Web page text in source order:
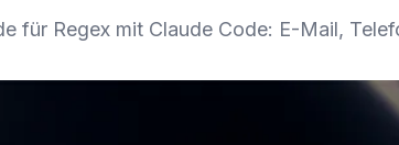
für Regex mit Claude Code: E-Mail,